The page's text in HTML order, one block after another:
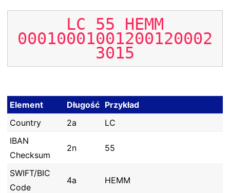
LC 55 HEMM
00010001001200120002
3015
Element Długość Przykład
Country
2a
LC
IBAN
Checksum
2n 55
SWIFT/BIC
Code
4a HEMM